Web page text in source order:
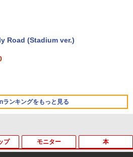
ANC 36時間再生
Road (Stadium ver.)
ランキングをもっと見る
限定】 い・ろ・は・す 2L P
ルレス ×8本
ひとりごと 17巻 (デジタル版ビッグガ
コミックス)
プ モニター 本